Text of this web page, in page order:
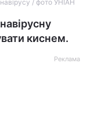
/ фото УНІАН
киснем.
Реклама